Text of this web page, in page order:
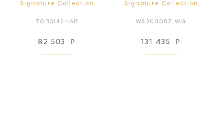
Signature Collection
TOB3142HAB
82 503 ₽
Signature Collection
WS2000BZ-WG
131 435 ₽